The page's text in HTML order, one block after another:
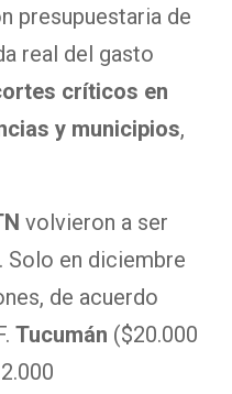
presupuestaria de
real del gasto
críticos en
y municipios,
volvieron a ser
Solo en diciembre
de acuerdo
Tucumán ($20.000